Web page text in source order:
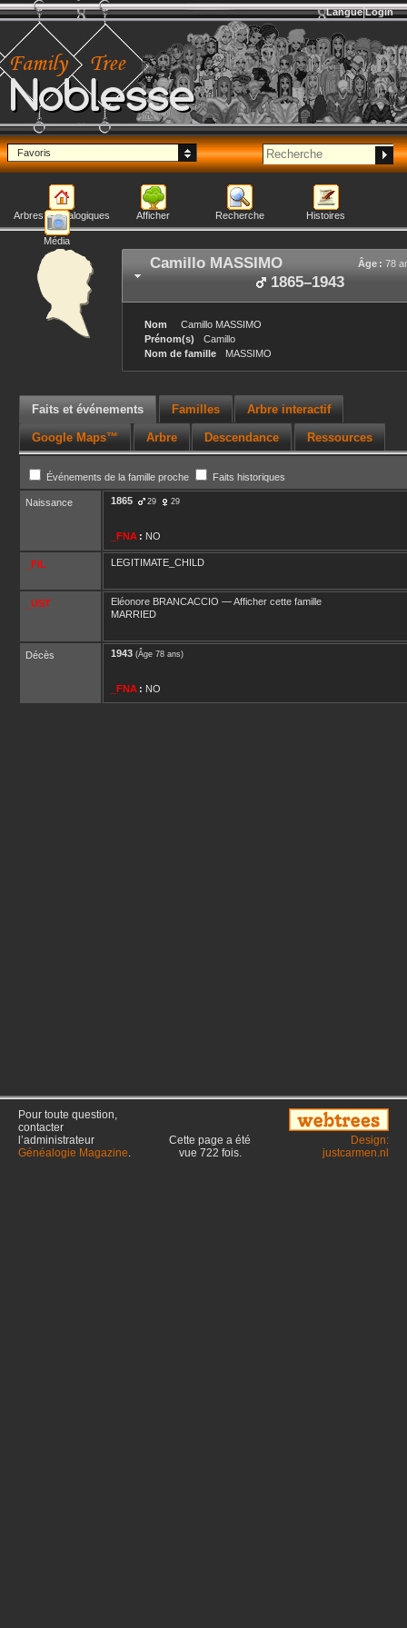
Noblesse
Langue Login
Favoris
Arbres généalogiques Afficher Recherche Histoires
Média
Camillo MASSIMO Âge : 78
1865–1943
Nom Camillo MASSIMO
Prénom(s)
Camillo
Nom de famille
MASSIMO
Faits et événements Familles Arbre interactif
Google Maps™ Arbre Descendance Ressources
Événements de la famille proche Faits historiques
Naissance 1865 29 29
_FNA : NO
_FIL LEGITIMATE_CHILD
_UST Eléonore BRANCACCIO —Afficher cette famille
MARRIED
Décès 1943 (Âge 78 ans)
_FNA : NO
Pour toute question,
contacter
l’administrateur
Généalogie Magazine.
Cette page a été
vue 722 fois.
Design:
justcarmen.nl